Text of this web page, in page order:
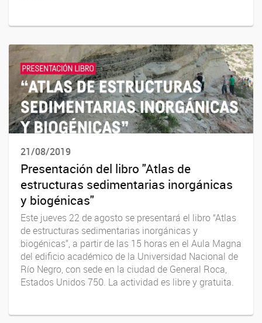
21/08/2019
Presentación del libro "Atlas de
estructuras sedimentarias inorgánicas
y biogénicas"
Este jueves 22 de agosto se presentará el libro “Atlas
de estructuras sedimentarias inorgánicas y
biogénicas”, a partir de las 15 horas en el Aula Magna
del edificio académico de la Universidad Nacional de
Río Negro, con sede en la ciudad de General Roca,
Estados Unidos 750. La actividad es libre y gratuita.